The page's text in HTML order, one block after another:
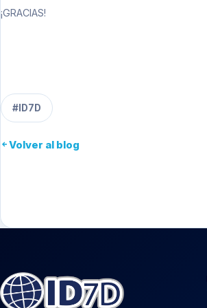
¡GRACIAS!
#ID7D
Volver al blog